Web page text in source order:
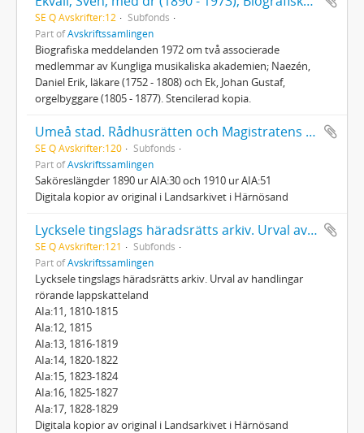
SE Q Avskrifter:12
Subfonds
Part ofAvskriftssamlingen
Biografiska meddelanden 1972 om två associerade
medlemmar av Kungliga musikaliska akademien; Naezén,
Daniel Erik, läkare (1752 - 1808) och Ek, Johan Gustaf,
orgelbyggare (1805 - 1877). Stencilerad kopia.
Umeå stad. Rådhusrätten och Magistratens arkiv; Saköreslängder
SE Q Avskrifter:120
Subfonds
Part ofAvskriftssamlingen
Saköreslängder 1890 ur AIA:30 och 1910 ur AIA:51
Digitala kopior av original i Landsarkivet i Härnösand
Lycksele tingslags häradsrätts arkiv. Urval av handlingar rörande lappskatteland
SE Q Avskrifter:121
Subfonds
Part ofAvskriftssamlingen
Lycksele tingslags häradsrätts arkiv. Urval av handlingar
rörande lappskatteland
AIa:11, 1810-1815
AIa:12, 1815
AIa:13, 1816-1819
AIa:14, 1820-1822
AIa:15, 1823-1824
AIa:16, 1825-1827
AIa:17, 1828-1829
Digitala kopior av original i Landsarkivet i Härnösand